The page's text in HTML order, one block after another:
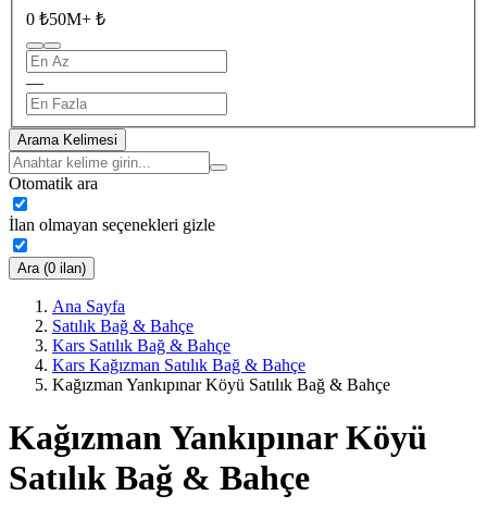
0 ₺50M+ ₺
—
Arama Kelimesi
Otomatik ara
İlan olmayan seçenekleri gizle
Ara (0 ilan)
Ana Sayfa
Satılık Bağ & Bahçe
Kars Satılık Bağ & Bahçe
Kars Kağızman Satılık Bağ & Bahçe
Kağızman Yankıpınar Köyü Satılık Bağ & Bahçe
Kağızman Yankıpınar Köyü
Satılık Bağ & Bahçe